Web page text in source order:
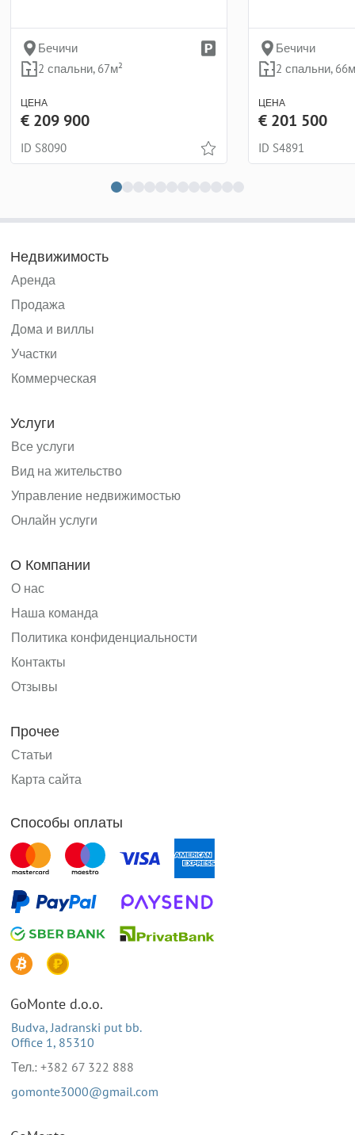
Бечичи
2 спальни, 67м²
ЦЕНА
€ 209 900
ID S8090
Бечичи
2 спальни,
ЦЕНА
€ 201 500
ID S4891
Недвижимость
Аренда
Продажа
Дома и виллы
Участки
Коммерческая
Услуги
Все услуги
Вид на жительство
Управление недвижимостью
Онлайн услуги
О Компании
О нас
Наша команда
Политика конфиденциальности
Контакты
Отзывы
Прочее
Статьи
Карта сайта
Способы оплаты
GoMonte d.o.o.
Budva, Jadranski put bb.
Office 1, 85310
Тел.: +382 67 322 888
gomonte3000@gmail.com